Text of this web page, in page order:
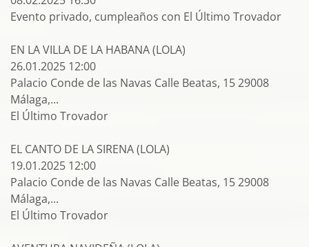
Evento privado, cumpleaños con El Último Trovador
EN LA VILLA DE LA HABANA (LOLA)
26.01.2025 12:00
Palacio Conde de las Navas Calle Beatas, 15 29008
Málaga,...
El Último Trovador
EL CANTO DE LA SIRENA (LOLA)
19.01.2025 12:00
Palacio Conde de las Navas Calle Beatas, 15 29008
Málaga,...
El Último Trovador